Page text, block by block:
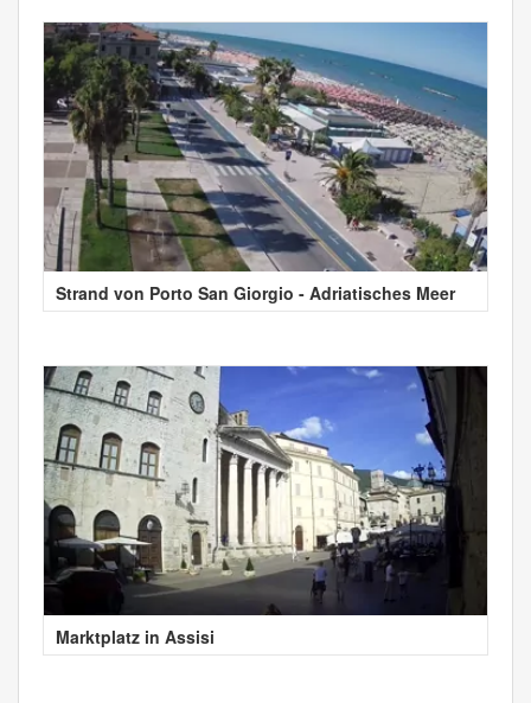
Strand von Porto San Giorgio - Adriatisches Meer
Marktplatz in Assisi